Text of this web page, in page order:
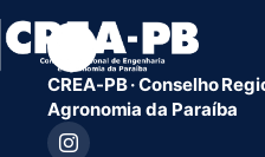
CREA-PB · Conselho
Agronomia da Paraíba